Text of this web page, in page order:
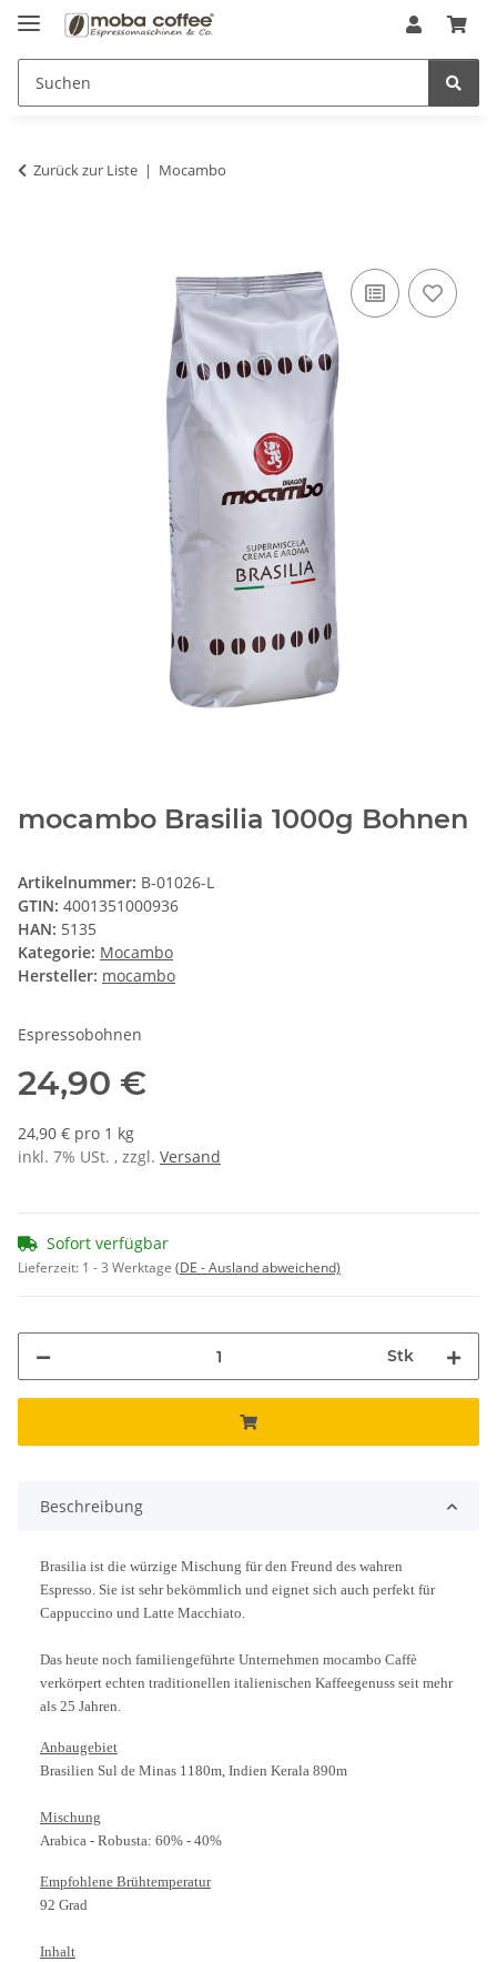
Zurück zur Liste Mocambo
mocambo Brasilia 1000g Bohnen
Artikelnummer: B-01026-L
GTIN: 4001351000936
HAN: 5135
Kategorie: Mocambo
Hersteller: mocambo
Espressobohnen
24,90 €
24,90 € pro 1 kg
inkl. 7% USt. , zzgl. Versand
Sofort verfügbar
Lieferzeit: 1 - 3 Werktage (DE - Ausland abweichend)
Stk
Beschreibung
Brasilia ist die würzige Mischung für den Freund des wahren
Espresso. Sie ist sehr bekömmlich und eignet sich auch perfekt für
Cappuccino und Latte Macchiato.
Das heute noch familiengeführte Unternehmen mocambo Caffè
verkörpert echten traditionellen italienischen Kaffeegenuss seit mehr
als 25 Jahren.
Anbaugebiet
Brasilien Sul de Minas 1180m, Indien Kerala 890m
Mischung
Arabica - Robusta: 60% - 40%
Empfohlene Brühtemperatur
92 Grad
Inhalt